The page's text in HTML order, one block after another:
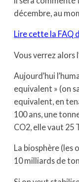
décembre, au
Lire cette la FAQ
Vous verrez alors
Aujourd’hui
equivalent » (on
equivalent, en
100 ans, une
CO2, elle vaut 25
La biosphère (les
10 milliards de